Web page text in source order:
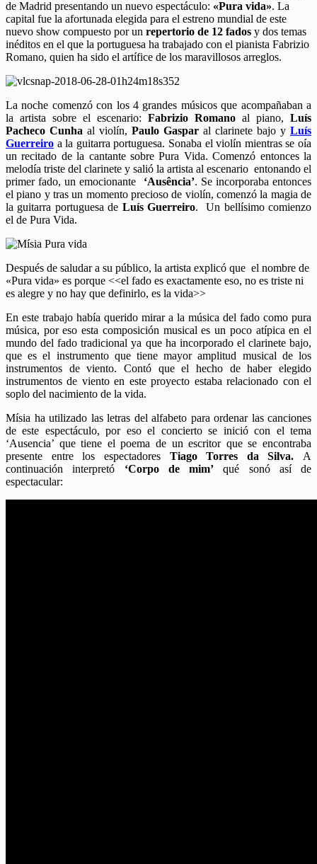
de Madrid presentando un nuevo espectáculo: «Pura vida». La
capital fue la afortunada elegida para el estreno mundial de este
nuevo show compuesto por un repertorio de 12 fados y dos temas
inéditos en el que la portuguesa ha trabajado con el pianista Fabrizio
Romano, quien ha sido el artífice de los maravillosos arreglos.
La noche comenzó con los 4 grandes músicos que acompañaban a
la artista sobre el escenario: Fabrizio Romano al piano, Luís
Pacheco Cunha al violín, Paulo Gaspar al clarinete bajo y Luís
Guerreiro a la guitarra portuguesa. Sonaba el violín mientras se oía
un recitado de la cantante sobre Pura Vida. Comenzó entonces la
melodía triste del clarinete y salió la artista al escenario entonando el
primer fado, un emocionante ‘Ausência’. Se incorporaba entonces
el piano y tras un momento precioso de violín, comenzó la magia de
la guitarra portuguesa de Luís Guerreiro. Un bellísimo comienzo
el de Pura Vida.
Después de saludar a su público, la artista explicó que el nombre de
«Pura vida» es porque <<el fado es exactamente eso, no es triste ni
es alegre y no hay que definirlo, es la vida>>
En este trabajo había querido mirar a la música del fado como pura
música, por eso esta composición musical es un poco atípica en el
mundo del fado tradicional ya que ha incorporado el clarinete bajo,
que es el instrumento que tiene mayor amplitud musical de los
instrumentos de viento. Contó que el hecho de haber elegido
instrumentos de viento en este proyecto estaba relacionado con el
soplo del nacimiento de la vida.
Mísia ha utilizado las letras del alfabeto para ordenar las canciones
de este espectáculo, por eso el concierto se inició con el tema
‘Ausencia’ que tiene el poema de un escritor que se encontraba
presente entre los espectadores Tiago Torres da Silva. A
continuación interpretó ‘Corpo de mim’ qué sonó así de
espectacular: